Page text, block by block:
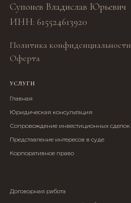
Супонев Владислав Юрьевич
ИНН: 615524613920
Политика конфиденциальности
Оферта
УСЛУГИ
Главная
Юридическая консультация
Сопровождение инвестиционных сделок
Представление интересов в суде
Корпоративное право
Договорная работа